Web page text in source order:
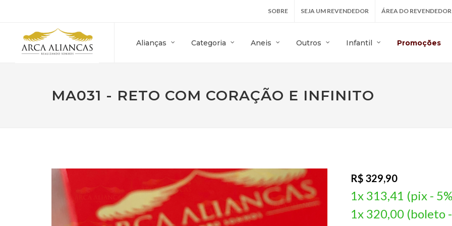
SOBRE SEJA UM REVENDEDOR ÁREA DO REVENDEDOR
Alianças Categoria Aneis Outros Infantil Promoções
MA031 - RETO COM CORAÇÃO E INFINITO
R$ 329,90
1x 313,41 (pix -
1x 320,00 (boleto